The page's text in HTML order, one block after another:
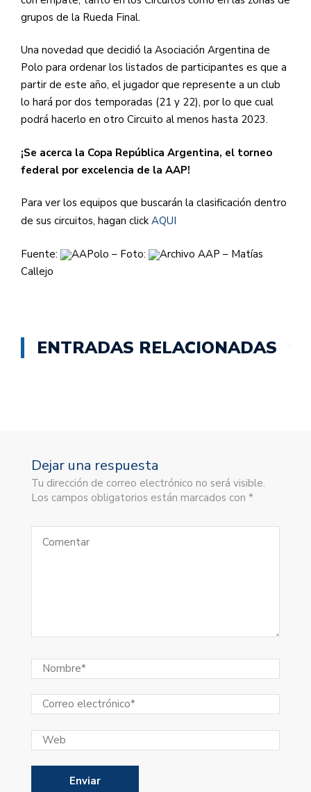
grupos de la Rueda Final.
Una novedad que decidió la Asociación Argentina de
Polo para ordenar los listados de participantes es que a
partir de este año, el jugador que represente a un club
lo hará por dos temporadas (21 y 22), por lo que cual
podrá hacerlo en otro Circuito al menos hasta 2023.
¡Se acerca la Copa República Argentina, el torneo
federal por excelencia de la AAP!
Para ver los equipos que buscarán la clasificación dentro
de sus circuitos, hagan click AQUI
Fuente: AAPolo – Foto:
Archivo AAP – Matías
Callejo
ENTRADAS RELACIONADAS
Dejar una respuesta
Tu dirección de correo electrónico no será visible.
Los campos obligatorios están marcados con *